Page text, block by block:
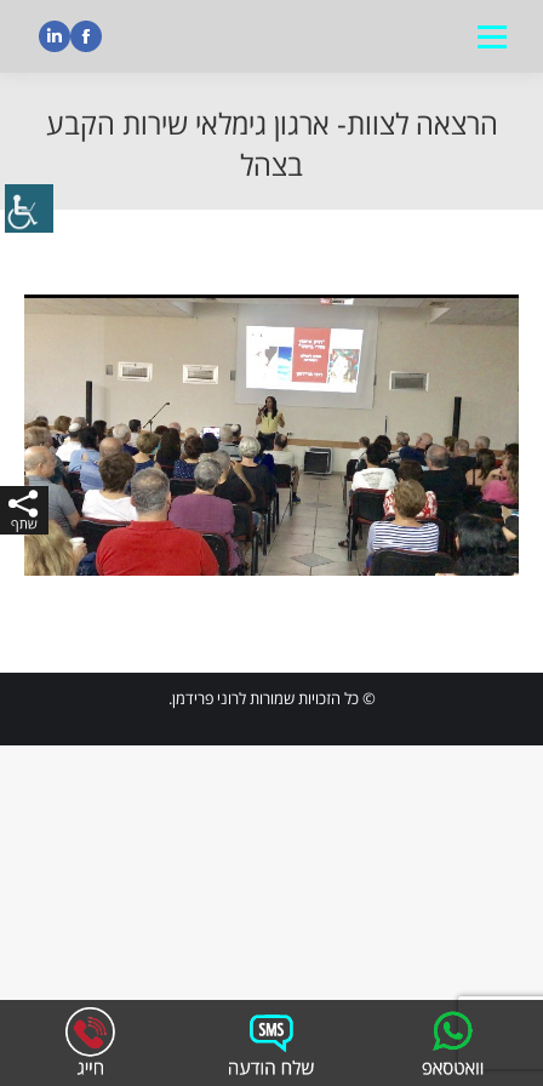
הרצאה לצוות- ארגון גימלאי שירות הקבע
בצהל
© כל הזכויות שמורות לרוני פרידמן.